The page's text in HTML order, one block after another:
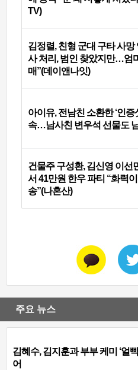
TV)
김정렬, 친형 군대 구타 사망
사 처리, 범인 찾았지만…엄
매”(데이앤나잇)
아이유, 전남친 소환한 ‘인증
속…남사친 변우석 선물도 남
건물주 구성환, 김신영 이선
서 41만원 한우 파티 “화력
송”(나혼산)
주요 뉴스
김혜수, 김지훈과 부부 케미 ‘얼
어